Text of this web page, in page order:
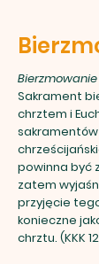
Bierzmowanie
Sakrament
chrztem i
powinna być
zatem
przyjęcie
konieczne
chrztu. (KKK